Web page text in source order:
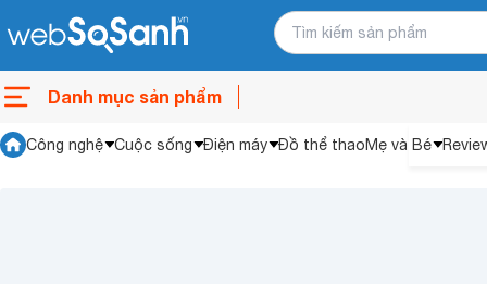
Danh mục sản phẩm
Công nghệ Cuộc sống Điện máy Đồ thể thaoMẹ và Bé